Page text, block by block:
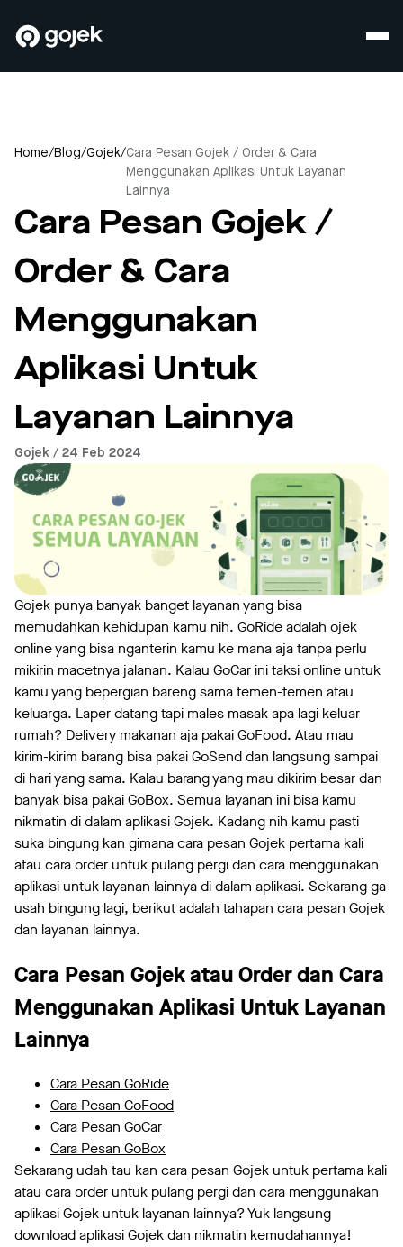
Home/Blog/Gojek/Cara Pesan Gojek / Order & Cara
Menggunakan Aplikasi Untuk Layanan
Lainnya
Cara Pesan Gojek /
Order & Cara
Menggunakan
Aplikasi Untuk
Layanan Lainnya
Gojek / 24 Feb 2024
Gojek punya banyak banget layanan yang bisa
memudahkan kehidupan kamu nih. GoRide adalah ojek
online yang bisa nganterin kamu ke mana aja tanpa perlu
mikirin macetnya jalanan. Kalau GoCar ini taksi online untuk
kamu yang bepergian bareng sama temen-temen atau
keluarga. Laper datang tapi males masak apa lagi keluar
rumah? Delivery makanan aja pakai GoFood. Atau mau
kirim-kirim barang bisa pakai GoSend dan langsung sampai
di hari yang sama. Kalau barang yang mau dikirim besar dan
banyak bisa pakai GoBox. Semua layanan ini bisa kamu
nikmatin di dalam aplikasi Gojek. Kadang nih kamu pasti
suka bingung kan gimana cara pesan Gojek pertama kali
atau cara order untuk pulang pergi dan cara menggunakan
aplikasi untuk layanan lainnya di dalam aplikasi. Sekarang ga
usah bingung lagi, berikut adalah tahapan cara pesan Gojek
dan layanan lainnya.
Cara Pesan Gojek atau Order dan Cara
Menggunakan Aplikasi Untuk Layanan
Lainnya
Cara Pesan GoRide
Cara Pesan GoFood
Cara Pesan GoCar
Cara Pesan GoBox
Sekarang udah tau kan cara pesan Gojek untuk pertama kali
atau cara order untuk pulang pergi dan cara menggunakan
aplikasi Gojek untuk layanan lainnya? Yuk langsung
download aplikasi Gojek dan nikmatin kemudahannya!